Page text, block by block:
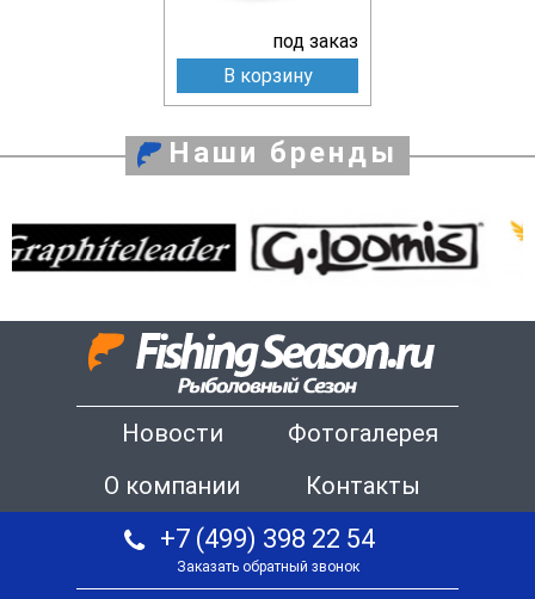
под заказ
В корзину
Наши бренды
Новости
Фотогалерея
О компании
Контакты
+7 (499) 398 22 54
Заказать обратный звонок